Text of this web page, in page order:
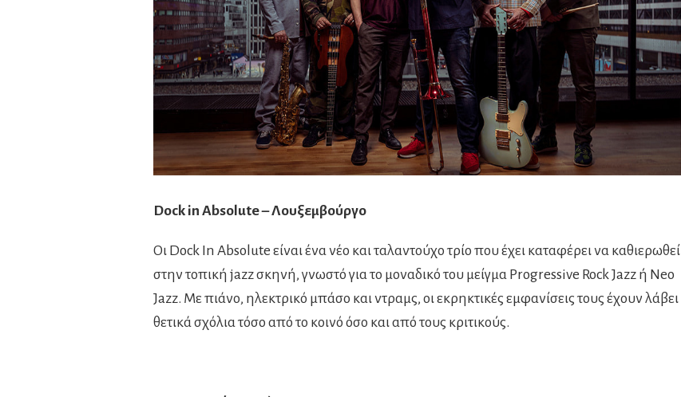
Dock in Absolute – Λουξεμβούργο
Οι Dock In Absolute είναι ένα νέο και ταλαντούχο τρίο που έχει καταφέρει να καθιερωθεί
στην τοπική jazz σκηνή, γνωστό για το μοναδικό του μείγμα Progressive Rock Jazz ή Neo
Jazz. Με πιάνο, ηλεκτρικό μπάσο και ντραμς, οι εκρηκτικές εμφανίσεις τους έχουν λάβει
θετικά σχόλια τόσο από το κοινό όσο και από τους κριτικούς.